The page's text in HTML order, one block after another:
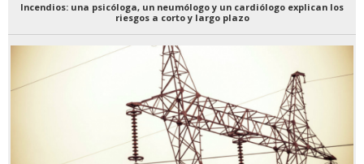
Incendios: una psicóloga, un neumólogo y un cardiólogo explican los
riesgos a corto y largo plazo